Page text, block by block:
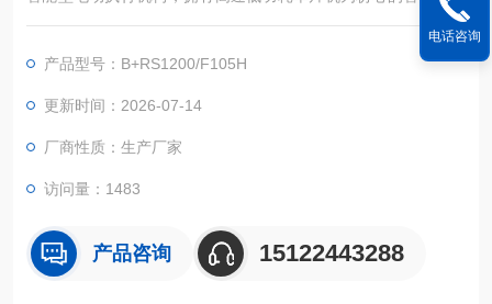
采集控制单元，对各种阀门或装置进行精确定位操作。
产品型号：B+RS1200/F105H
更新时间：2026-07-14
厂商性质：生产厂家
访问量：1483
产品咨询 15122443288
电话咨询